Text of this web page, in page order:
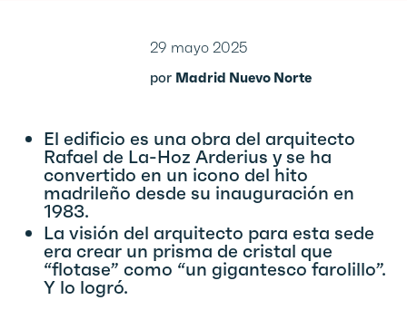
El edificio es una obra del arquitecto
Rafael de La-Hoz Arderius y se ha
convertido en un icono del hito
madrileño desde su inauguración en
1983.
La visión del arquitecto para esta sede
era crear un prisma de cristal que
“flotase” como “un gigantesco farolillo”.
Y lo logró.
29 mayo 2025
por Madrid Nuevo Norte